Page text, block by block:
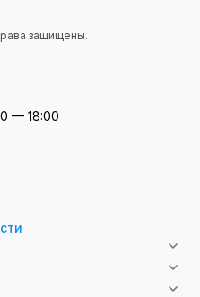
защищены.
— 18:00